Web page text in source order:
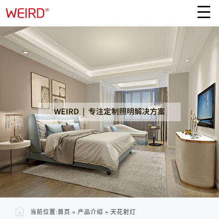
当前位置:首页 » 产品介绍 » 天花射灯